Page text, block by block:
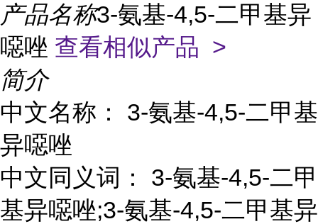
产品名称3-氨基-4,5-二甲基异
噁唑 查看相似产品 >
简介
中文名称： 3-氨基-4,5-二甲基
异噁唑
中文同义词： 3-氨基-4,5-二甲
基异噁唑;3-氨基-4,5-二甲基异